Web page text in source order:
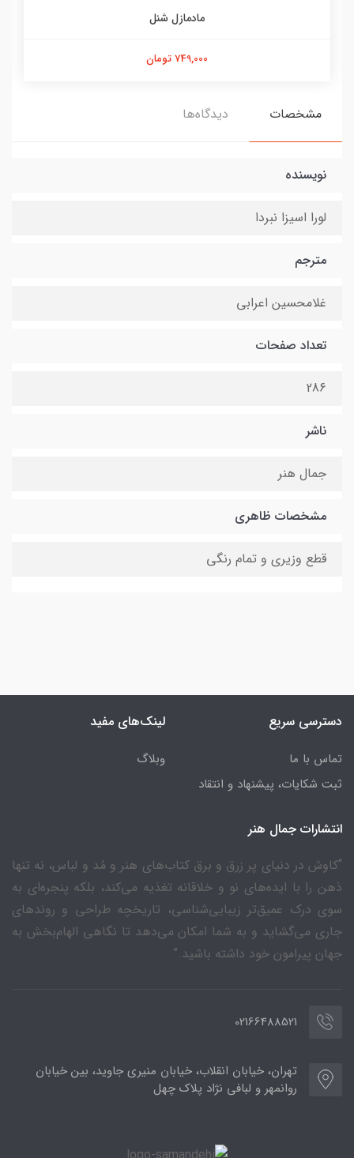
مادمازل شنل
749,000 تومان
مشخصات دیدگاه‌ها
نویسنده
لورا اسیزا نبردا
مترجم
غلامحسین اعرابی
تعداد صفحات
286
ناشر
جمال هنر
مشخصات ظاهری
قطع وزیری و تمام رنگی
دسترسی سریع
تماس با ما
ثبت شکایات، پیشنهاد و انتقاد
لینک‌های مفید
وبلاگ
انتشارات جمال هنر
“کاوش در دنیای پر زرق و برق کتاب‌های هنر و مُد و لباس، نه تنها
ذهن را با ایده‌های نو و خلاقانه تغذیه می‌کند، بلکه پنجره‌ای به
سوی درک عمیق‌تر زیبایی‌شناسی، تاریخچه طراحی و روندهای
جاری می‌گشاید و به شما امکان می‌دهد تا نگاهی الهام‌بخش به
جهان پیرامون خود داشته باشید.”
02166488521
تهران، خیابان انقلاب، خیابان منیری جاوید، بین خیابان
روانمهر و لبافی نژاد پلاک چهل